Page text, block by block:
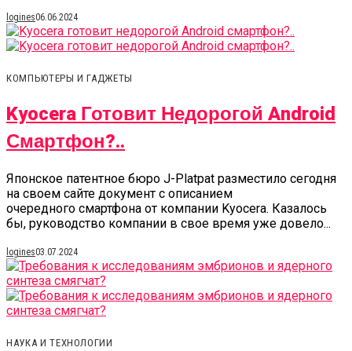
logines06.06.2024
КОМПЬЮТЕРЫ И ГАДЖЕТЫ
Kyocera Готовит Недорогой Android
Смартфон?..
Японское патентное бюро J-Platpat разместило сегодня
на своем сайте документ с описанием
очередного смартфона от компании Kyocera. Казалось
бы, руководство компании в свое время уже довело...
logines03.07.2024
НАУКА И ТЕХНОЛОГИИ